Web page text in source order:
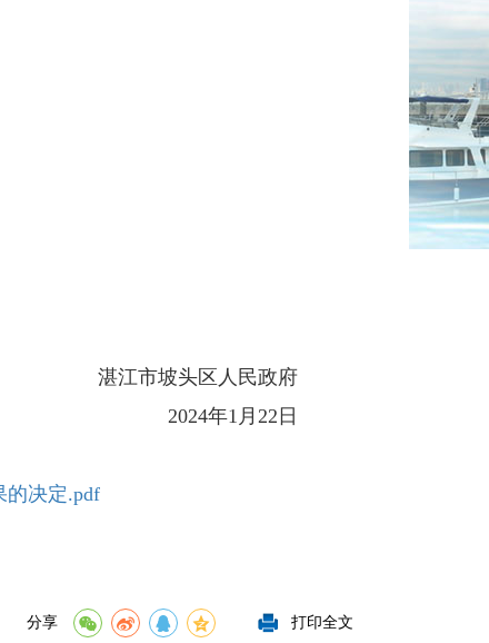
湛江市坡头区人民政府
2024年1月22日
的决定.pdf
分享 打印全文